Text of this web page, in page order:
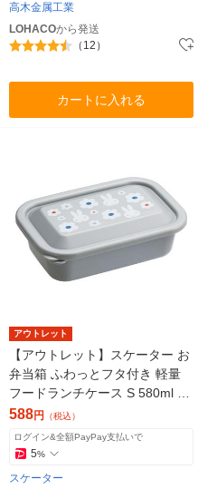
高木金属工業
LOHACOから発送
（12）
カートに入れる
アウトレット
【アウトレット】スケーター お
弁当箱 ふわっとフタ付き 軽量
フードランチケース S 580ml ミ
ッフィー 日本製 食洗機対応 1個
588円 （税込）
ログイン&全額PayPay支払いで
5%
スケーター